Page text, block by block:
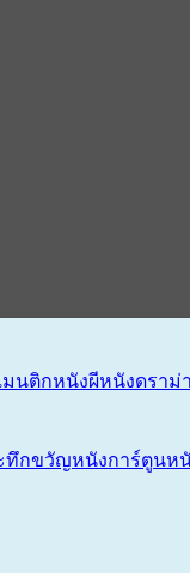
มนติกหนังผีหนังดราม่า
ทึกขวัญหนังการ์ตูนห